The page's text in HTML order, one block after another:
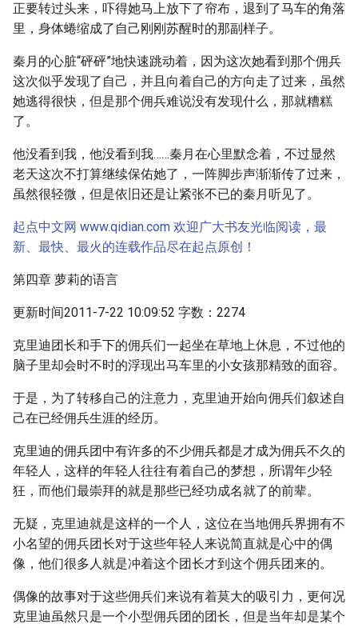
正要转过头来，吓得她马上放下了帘布，退到了马车的角落
里，身体蜷缩成了自己刚刚苏醒时的那副样子。
秦月的心脏“砰砰”地快速跳动着，因为这次她看到那个佣兵
这次似乎发现了自己，并且向着自己的方向走了过来，虽然
她逃得很快，但是那个佣兵难说没有发现什么，那就糟糕
了。
他没看到我，他没看到我……秦月在心里默念着，不过显然
老天这次不打算继续保佑她了，一阵脚步声渐渐传了过来，
虽然很轻微，但是依旧还是让紧张不已的秦月听见了。
起点中文网 www.qidian.com 欢迎广大书友光临阅读，最
新、最快、最火的连载作品尽在起点原创！
第四章 萝莉的语言
更新时间2011-7-22 10:09:52 字数：2274
克里迪团长和手下的佣兵们一起坐在草地上休息，不过他的
脑子里却会时不时的浮现出马车里的小女孩那精致的面容。
于是，为了转移自己的注意力，克里迪开始向佣兵们叙述自
己在已经佣兵生涯的经历。
克里迪的佣兵团中有许多的不少佣兵都是才成为佣兵不久的
年轻人，这样的年轻人往往有着自己的梦想，所谓年少轻
狂，而他们最崇拜的就是那些已经功成名就了的前辈。
无疑，克里迪就是这样的一个人，这位在当地佣兵界拥有不
小名望的佣兵团长对于这些年轻人来说简直就是心中的偶
像，他们很多人就是冲着这个团长才到这个佣兵团来的。
偶像的故事对于这些佣兵们来说有着莫大的吸引力，更何况
克里迪虽然只是一个小型佣兵团的团长，但是当年却是某个